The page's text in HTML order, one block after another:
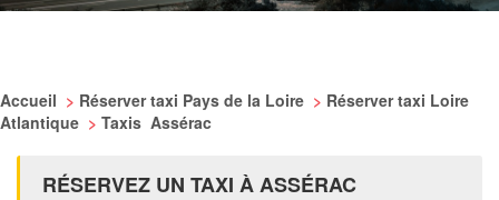
Accueil > Réserver taxi Pays de la Loire > Réserver taxi Loire
Atlantique > Taxis Assérac
RÉSERVEZ UN TAXI À ASSÉRAC